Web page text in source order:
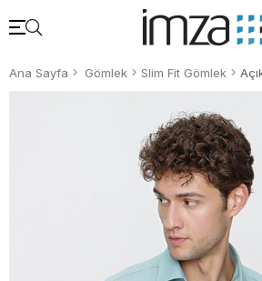
Ana Sayfa Gömlek Slim Fit Gömlek